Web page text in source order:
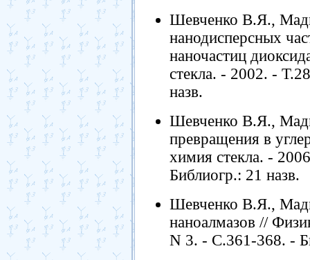
Шевченко В.Я.,
нанодисперсных
наночастиц
стекла. - 2002. -
назв.
Шевченко В.Я.,
превращения в
химия стекла. -
Библиогр.: 21 назв.
Шевченко В.Я.,
наноалмазов //
N 3. - С.361-368. -